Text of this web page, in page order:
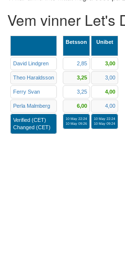
Vem vinner Let's
David Lindgren
Theo Haraldsson
Ferry Svan
Perla Malmberg
Verified (CET)
Changed (CET)
Betsson Unibet
2,85 3,00
3,25 3,00
3,25 4,00
6,00 4,00
10 May 22:24
10 May 09:26
10 May 22:24
10 May 09:24